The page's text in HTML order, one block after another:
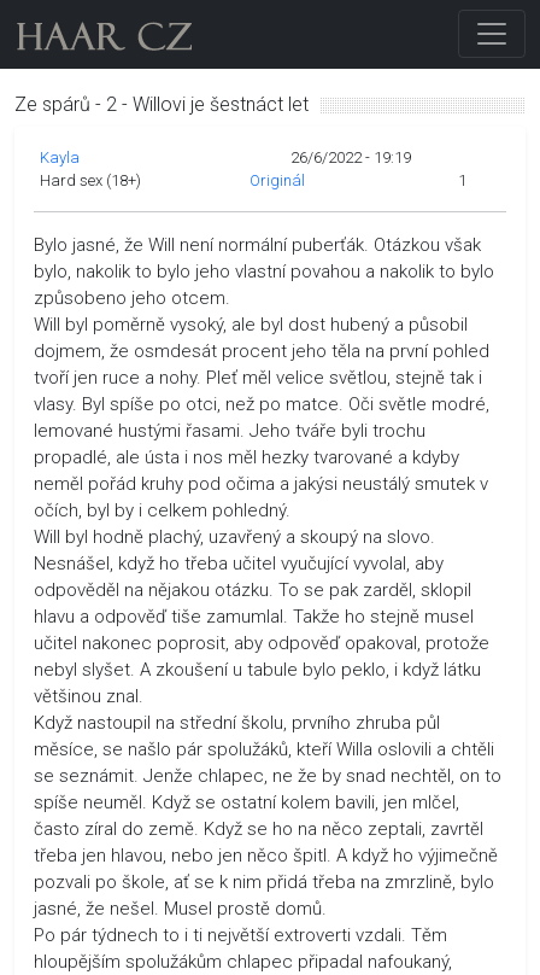
Ze spárů - 2 - Willovi je šestnáct let
Kayla
26/6/2022 - 19:19
Hard sex (18+)
Originál 1
Bylo jasné, že Will není normální puberťák. Otázkou však
bylo, nakolik to bylo jeho vlastní povahou a nakolik to bylo
způsobeno jeho otcem.
Will byl poměrně vysoký, ale byl dost hubený a působil
dojmem, že osmdesát procent jeho těla na první pohled
tvoří jen ruce a nohy. Pleť měl velice světlou, stejně tak i
vlasy. Byl spíše po otci, než po matce. Oči světle modré,
lemované hustými řasami. Jeho tváře byli trochu
propadlé, ale ústa i nos měl hezky tvarované a kdyby
neměl pořád kruhy pod očima a jakýsi neustálý smutek v
očích, byl by i celkem pohledný.
Will byl hodně plachý, uzavřený a skoupý na slovo.
Nesnášel, když ho třeba učitel vyučující vyvolal, aby
odpověděl na nějakou otázku. To se pak zarděl, sklopil
hlavu a odpověď tiše zamumlal. Takže ho stejně musel
učitel nakonec poprosit, aby odpověď opakoval, protože
nebyl slyšet. A zkoušení u tabule bylo peklo, i když látku
většinou znal.
Když nastoupil na střední školu, prvního zhruba půl
měsíce, se našlo pár spolužáků, kteří Willa oslovili a chtěli
se seznámit. Jenže chlapec, ne že by snad nechtěl, on to
spíše neuměl. Když se ostatní kolem bavili, jen mlčel,
často zíral do země. Když se ho na něco zeptali, zavrtěl
třeba jen hlavou, nebo jen něco špitl. A když ho výjimečně
pozvali po škole, ať se k nim přidá třeba na zmrzlině, bylo
jasné, že nešel. Musel prostě domů.
Po pár týdnech to i ti největší extroverti vzdali. Těm
hloupějším spolužákům chlapec připadal nafoukaný,